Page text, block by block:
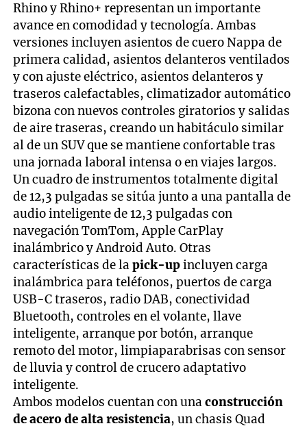
Rhino y Rhino+ representan un importante
avance en comodidad y tecnología. Ambas
versiones incluyen asientos de cuero Nappa de
primera calidad, asientos delanteros ventilados
y con ajuste eléctrico, asientos delanteros y
traseros calefactables, climatizador automático
bizona con nuevos controles giratorios y salidas
de aire traseras, creando un habitáculo similar
al de un SUV que se mantiene confortable tras
una jornada laboral intensa o en viajes largos.
Un cuadro de instrumentos totalmente digital
de 12,3 pulgadas se sitúa junto a una pantalla de
audio inteligente de 12,3 pulgadas con
navegación TomTom, Apple CarPlay
inalámbrico y Android Auto. Otras
características de lapick-upincluyen carga
inalámbrica para teléfonos, puertos de carga
USB-C traseros, radio DAB, conectividad
Bluetooth, controles en el volante, llave
inteligente, arranque por botón, arranque
remoto del motor, limpiaparabrisas con sensor
de lluvia y control de crucero adaptativo
inteligente.
Ambos modelos cuentan con unaconstrucción
de acero de alta resistencia, un chasis Quad